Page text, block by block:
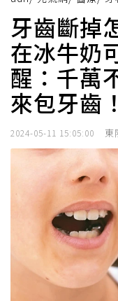
牙齒斷掉
在冰牛奶
醒：千萬
來包牙齒！
2024-05-11 15:05:00 東